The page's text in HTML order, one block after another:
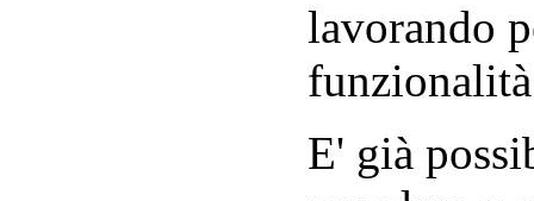
lavorando
E' già